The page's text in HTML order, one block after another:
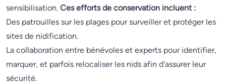
sensibilisation. Ces efforts de conservation incluent :
Des patrouilles sur les plages pour surveiller et protéger les
sites de nidification.
La collaboration entre bénévoles et experts pour identifier,
marquer, et parfois relocaliser les nids afin d'assurer leur
sécurité.